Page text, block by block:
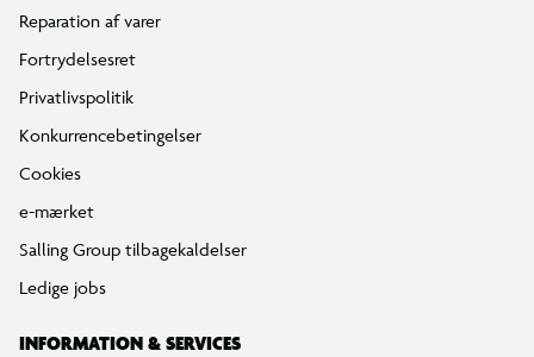
Reparation af varer
Fortrydelsesret
Privatlivspolitik
Konkurrencebetingelser
Cookies
e-mærket
Salling Group tilbagekaldelser
Ledige jobs
INFORMATION & SERVICES